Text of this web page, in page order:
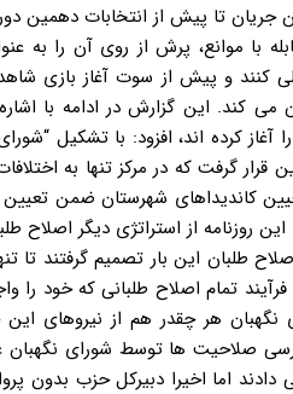
جریان تا پیش از انتخابات دهمین
با موانع، پرش از روی آن را به
کنند و پیش از سوت آغاز بازی
این استراتژی را برگرفته از مدل پیروزی خود در انتخابات ریاست جمهوری ۹۲ عنوان می کند. این گزارش
کرده اند، افزود: با تشکیل
قرار گرفت که در مرکز تنها به
کاندیداهای شهرستان ضمن تعیین
روزنامه از استراتژی دیگر اصلاح
طلبان این بار تصمیم گرفتند تا
تمام اصلاح طلبانی که خود را
هر چقدر هم از نیروهای این
صلاحیت ها توسط شورای نگهبان
را “ملاک و شاخص اصلی نظام” می دادند اما اخیرا دبیرکل حزب